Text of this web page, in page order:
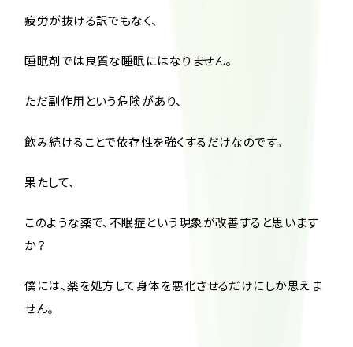
疲労が抜ける訳でもなく、
睡眠剤では良質な睡眠にはなりません。
ただ副作用という危険があり、
飲み続けることで依存性を強くするだけなのです。
果たして、
このような薬で、不眠症という現象が改善すると思います
か？
僕には、薬を処方して身体を悪化させるだけにしか思えま
せん。